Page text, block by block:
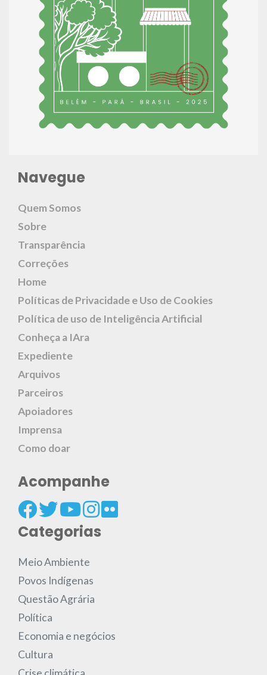
Navegue
Quem Somos
Sobre
Transparência
Correções
Home
Políticas de Privacidade e Uso de Cookies
Política de uso de Inteligência Artificial
Conheça a IAra
Expediente
Arquivos
Parceiros
Apoiadores
Imprensa
Como doar
Acompanhe
Categorias
Meio Ambiente
Povos Indígenas
Questão Agrária
Política
Economia e negócios
Cultura